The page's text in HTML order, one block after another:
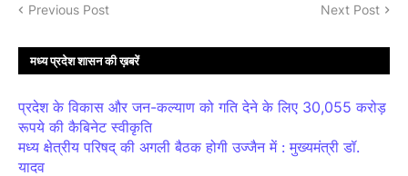
Previous Post Next Post
मध्य प्रदेश शासन की ख़बरें
प्रदेश के विकास और जन-कल्याण को गति देने के लिए 30,055 करोड़
रूपये की कैबिनेट स्वीकृति
मध्य क्षेत्रीय परिषद् की अगली बैठक होगी उज्जैन में : मुख्यमंत्री डॉ.
यादव